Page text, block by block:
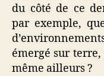
du côté de ce
par exemple,
émergé sur
même ailleurs ?